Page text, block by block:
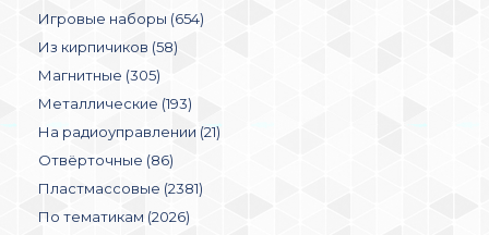
Игровые наборы (654)
Из кирпичиков (58)
Магнитные (305)
Металлические (193)
На радиоуправлении (21)
Отвёрточные (86)
Пластмассовые (2381)
По тематикам (2026)